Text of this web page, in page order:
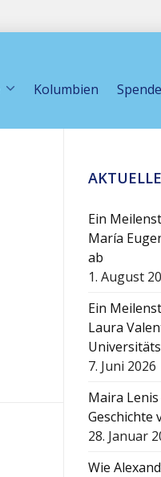
Kolumbien
Ein
María
ab
1. August
Ein
Laura
7. Juni 2026
Maira
Geschichte
28. Januar
Wie